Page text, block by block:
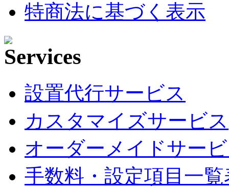
特商法に基づく表示
設置代行サービス
カスタマイズサービス
オーダーメイドサー
手数料・設定項目一覧